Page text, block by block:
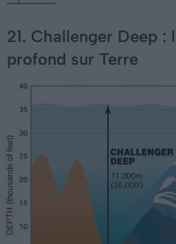
21. Challenger Deep :
profond sur Terre